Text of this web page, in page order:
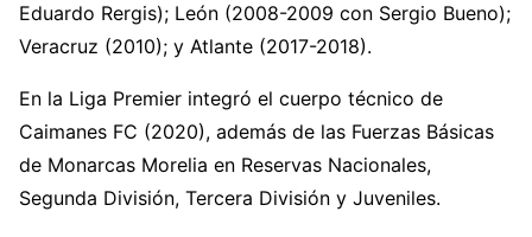
Eduardo Rergis); León (2008-2009 con Sergio Bueno);
Veracruz (2010); y Atlante (2017-2018).
En la Liga Premier integró el cuerpo técnico de
Caimanes FC (2020), además de las Fuerzas Básicas
de Monarcas Morelia en Reservas Nacionales,
Segunda División, Tercera División y Juveniles.